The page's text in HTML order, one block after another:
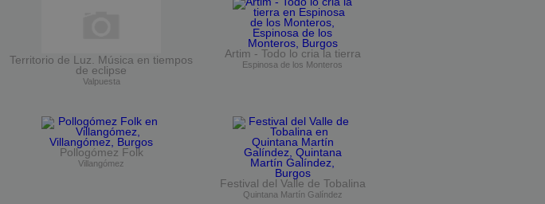
Territorio de Luz. Música en tiempos
de eclipse
Valpuesta
Artim - Todo lo cria la tierra
Espinosa de los Monteros
Pollogómez Folk
Villangómez
Festival del Valle de Tobalina
Quintana Martín Galíndez